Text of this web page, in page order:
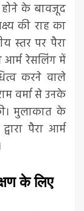
के बावजूद
की राह का
स्तर पर पैरा
आर्म रेसलिंग में
करने वाले
वर्मा से उनके
मुलाकात के
पैरा आर्म
के लिए